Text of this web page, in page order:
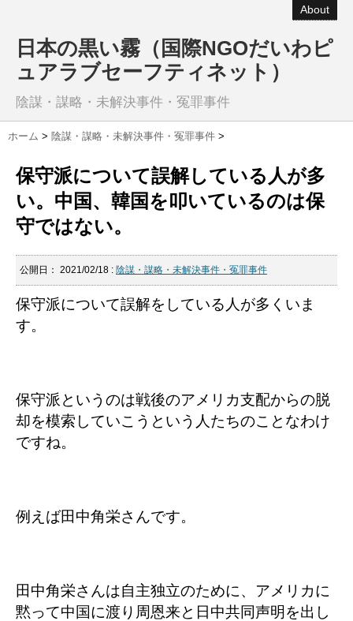
About
日本の黒い霧（国際NGOだいわピ
ュアラブセーフティネット）
陰謀・謀略・未解決事件・冤罪事件
ホーム > 陰謀・謀略・未解決事件・冤罪事件 >
保守派について誤解している人が多
い。中国、韓国を叩いているのは保
守ではない。
公開日： 2021/02/18 : 陰謀・謀略・未解決事件・冤罪事件
保守派について誤解をしている人が多くいま
す。
保守派というのは戦後のアメリカ支配からの脱
却を模索していこうという人たちのことなわけ
ですね。
例えば田中角栄さんです。
田中角栄さんは自主独立のために、アメリカに
黙って中国に渡り周恩来と日中共同声明を出し